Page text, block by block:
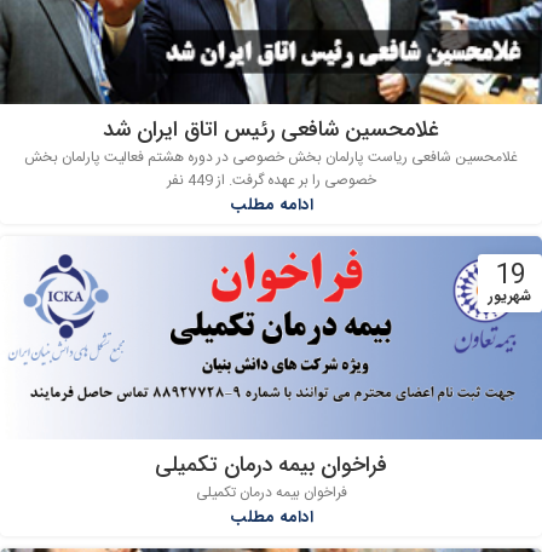
غلامحسین شافعی رئیس اتاق ایران شد
غلامحسین شافعی ریاست پارلمان بخش خصوصی در دوره هشتم فعالیت پارلمان بخش
خصوصی را بر عهده گرفت. از 449 نفر
ادامه مطلب
19
شهریور
فراخوان بیمه درمان تکمیلی
فراخوان بیمه درمان تکمیلی
ادامه مطلب